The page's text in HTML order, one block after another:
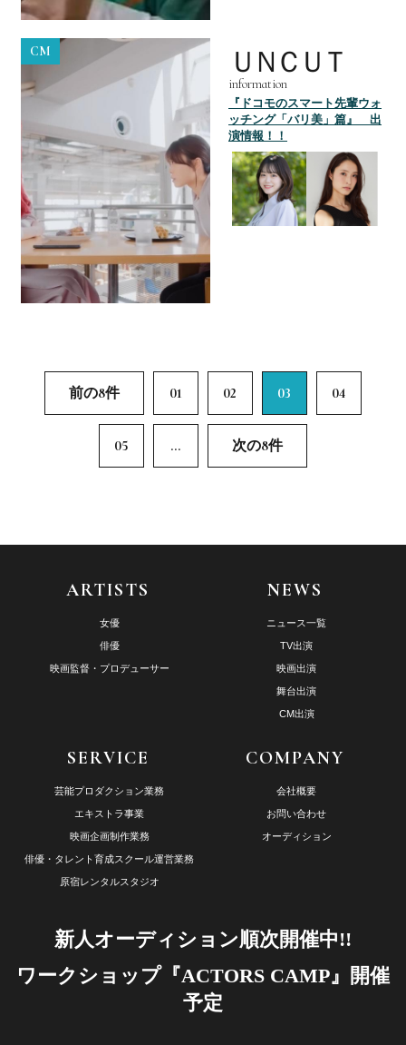
CM ＵＮＣＵＴ
information
『ドコモのスマート先輩ウォ
ッチング「バリ美」篇』 出
演情報！！
前の8件 01 02 03 04
05 ... 次の8件
ARTISTS
女優
俳優
映画監督・プロデューサー
NEWS
ニュース一覧
TV出演
映画出演
舞台出演
CM出演
SERVICE
芸能プロダクション業務
エキストラ事業
映画企画制作業務
俳優・タレント育成スクール運営業務
原宿レンタルスタジオ
COMPANY
会社概要
お問い合わせ
オーディション
新人オーディション順次開催中!!
ワークショップ『ACTORS CAMP』開催
予定